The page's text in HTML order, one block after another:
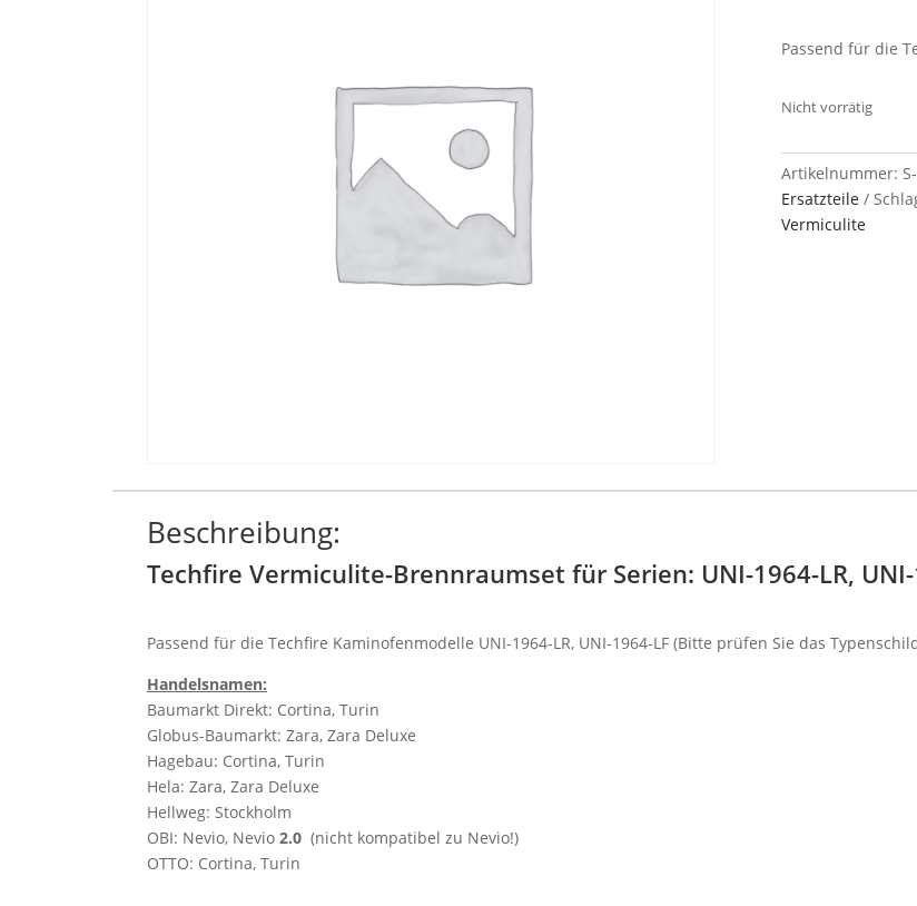
Passend für die
Nicht vorrätig
Artikelnummer:
Ersatzteile
Vermiculite
Beschreibung:
Techfire Vermiculite-Brennraumset für Serien: UNI-1964-LR, UNI-
Passend für die Techfire Kaminofenmodelle UNI-1964-LR, UNI-1964-LF (Bitte prüfen Sie das
Handelsnamen:
Baumarkt Direkt: Cortina, Turin
Globus-Baumarkt: Zara, Zara Deluxe
Hagebau: Cortina, Turin
Hela: Zara, Zara Deluxe
Hellweg: Stockholm
OBI: Nevio, Nevio 2.0 (nicht kompatibel zu Nevio!)
OTTO: Cortina, Turin